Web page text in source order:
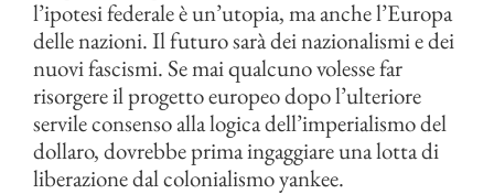
l’ipotesi federale è un’utopia, ma anche l’Europa
delle nazioni. Il futuro sarà dei nazionalismi e dei
nuovi fascismi. Se mai qualcuno volesse far
risorgere il progetto europeo dopo l’ulteriore
servile consenso alla logica dell’imperialismo del
dollaro, dovrebbe prima ingaggiare una lotta di
liberazione dal colonialismo yankee.